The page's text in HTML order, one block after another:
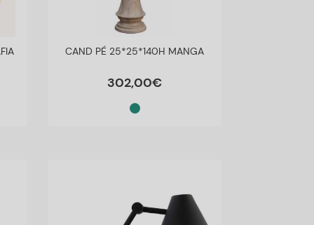
CAND PÉ 25*25*140H MANGA
302,00€